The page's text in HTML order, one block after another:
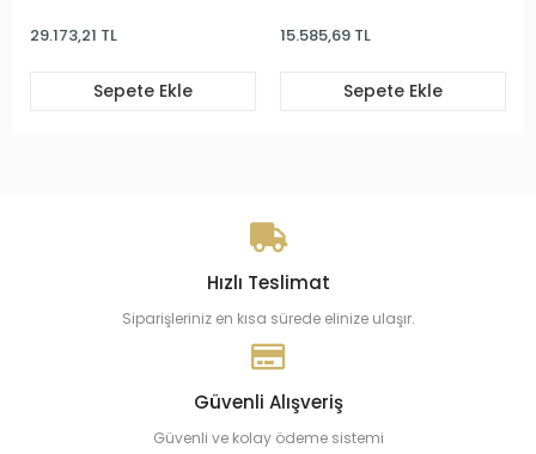
29.173,21 TL
Sepete Ekle
15.585,69 TL
Sepete Ekle
Hızlı Teslimat
Siparişleriniz en kısa sürede elinize ulaşır.
Güvenli Alışveriş
Güvenli ve kolay ödeme sistemi